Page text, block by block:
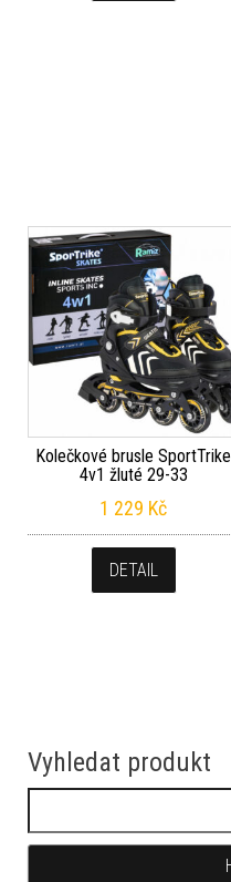
Kolečkové brusle SportTrike
4v1 žluté 29-33
1 229 Kč
DETAIL
Vyhledat produkt